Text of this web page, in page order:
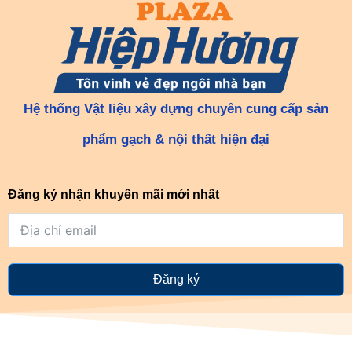
Hệ thống Vật liệu xây dựng chuyên cung cấp sản
phẩm gạch & nội thất hiện đại
Đăng ký nhận khuyến mãi mới nhất
Đăng ký